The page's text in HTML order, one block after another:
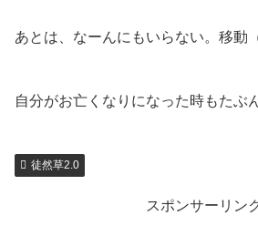
あとは、なーんにもいらない。移動
自分がお亡くなりになった時もたぶ
徒然草2.0
スポンサーリン